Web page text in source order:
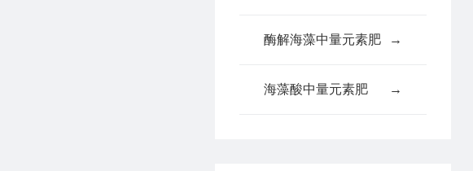
酶解海藻中量元素肥 →
海藻酸中量元素肥 →